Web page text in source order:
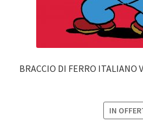
BRACCIO DI FERRO ITALIANO
IN